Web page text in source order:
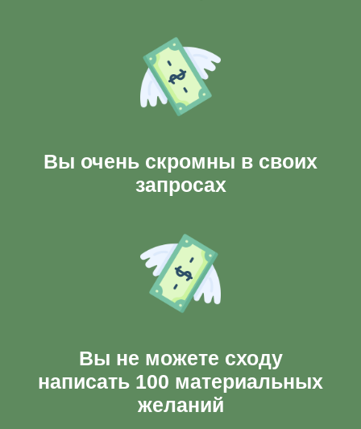
Вы очень скромны в своих
запросах
Вы не можете сходу
написать 100 материальных
желаний